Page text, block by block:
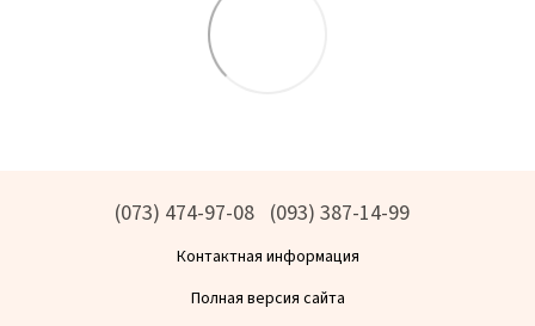
(073) 474-97-08 (093) 387-14-99
Контактная информация
Полная версия сайта